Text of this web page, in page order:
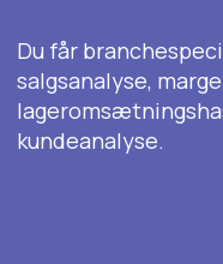
Du får
salgsanalyse,
kundeanalyse.